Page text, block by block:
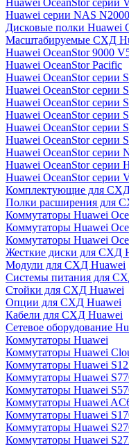
Huawei OceanStor серии
Huawei серии NAS N2000
Дисковые полки Huawei
Масштабируемые СХД
Huawei OceanStor 9000
Huawei OceanStor Pacific
Huawei OceanStor серии
Huawei OceanStor серии
Huawei OceanStor серии
Huawei OceanStor серии
Huawei OceanStor серии
Huawei OceanStor серии
Huawei OceanStor серии
Huawei OceanStor серии
Huawei OceanStor серии
Комплектующие для
Полки расширения для
Коммутаторы Huawei
Коммутаторы Huawei
Коммутаторы Huawei
Жесткие диски для СХД
Модули для СХД Huawei
Системы питания для
Стойки для СХД Huawei
Опции для СХД Huawei
Кабели для СХД Huawei
Сетевое оборудование
Коммутаторы Huawei
Коммутаторы Huawei
Коммутаторы Huawei
Коммутаторы Huawei
Коммутаторы Huawei
Коммутаторы Huawei
Коммутаторы Huawei
Коммутаторы Huawei
Коммутаторы Huawei